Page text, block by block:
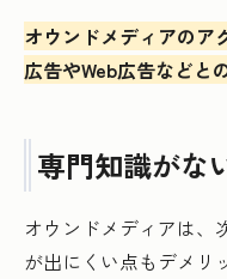
オウンドメディアのア
広告やWeb広告などと
専門知識がな
オウンドメディアは、
が出にくい点もデメリ